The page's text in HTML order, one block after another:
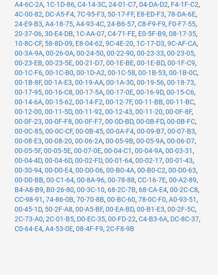
A4-6C-2A, 1C-1D-86, C4-14-3C, 24-01-C7, 04-DA-D2, F4-1F-C2,
4C-00-82, DC-A5-F4, 7C-95-F3, 50-17-FF, E8-ED-F3, 78-DA-6E,
24-E9-B3, A4-18-75, A4-93-4C, 24-B6-57, C8-F9-F9, F0-F7-55,
20-37-06, 30-E4-DB, 1C-AA-07, C4-71-FE, E0-5F-B9, 08-17-35,
10-8C-CF, 58-8D-09, E8-04-62, 9C-4E-20, 1C-17-D3, 9C-AF-CA,
00-3A-9A, 00-26-0A, 00-24-50, 00-22-90, 00-23-33, 00-23-05,
00-23-EB, 00-23-5E, 00-21-D7, 00-1E-BE, 00-1E-BD, 00-1F-C9,
00-1C-F6, 00-1C-B0, 00-1D-A2, 00-1C-58, 00-1B-53, 00-1B-0C,
00-1B-8F, 00-1A-E3, 00-19-AA, 00-1A-30, 00-19-56, 00-18-73,
00-17-95, 00-16-C8, 00-17-5A, 00-17-0E, 00-16-9D, 00-15-C6,
00-14-6A, 00-15-62, 00-14-F2, 00-12-7F, 00-11-BB, 00-11-BC,
00-12-00, 00-11-5D, 00-11-92, 00-12-43, 00-11-20, 00-0F-8F,
00-0F-23, 00-0F-F8, 00-0F-F7, 00-0D-BD, 00-0B-FD, 00-0B-FC,
00-0C-85, 00-0C-CF, 00-0B-45, 00-0A-F4, 00-09-B7, 00-07-B3,
00-08-E3, 00-08-20, 00-06-2A, 00-05-9B, 00-05-9A, 00-06-D7,
00-05-5F, 00-05-5E, 00-07-0E, 00-04-C1 , 00-04-9A, 00-03-31 ,
00-04-4D, 00-04-6D, 00-02-FD, 00-01-64, 00-02-17, 00-01-43,
00-30-94, 00-D0-E4, 00-D0-06, 00-B0-4A, 00-B0-C2, 00-D0-63,
00-D0-BB, 00-C1-64, 00-8A-96, 00-78-88, CC-16-7E, 00-A2-89,
B4-A8-B9, B0-26-80, 00-3C-10, 68-2C-7B, 68-CA-E4, 00-2C-C8,
CC-98-91 , 74-86-0B, 70-70-8B, 00-BC-60, 78-0C-F0, A0-93-51 ,
00-45-1D, 50-2F-A8, 00-A5-BF, 00-EA-BD, 00-B1-E3, 00-2F-5C,
2C-73-A0, 2C-01-B5, D0-EC-35, 00-FD-22, C4-B3-6A, DC-8C-37,
C0-64-E4, A4-53-0E, 08-4F-F9, 2C-F8-9B